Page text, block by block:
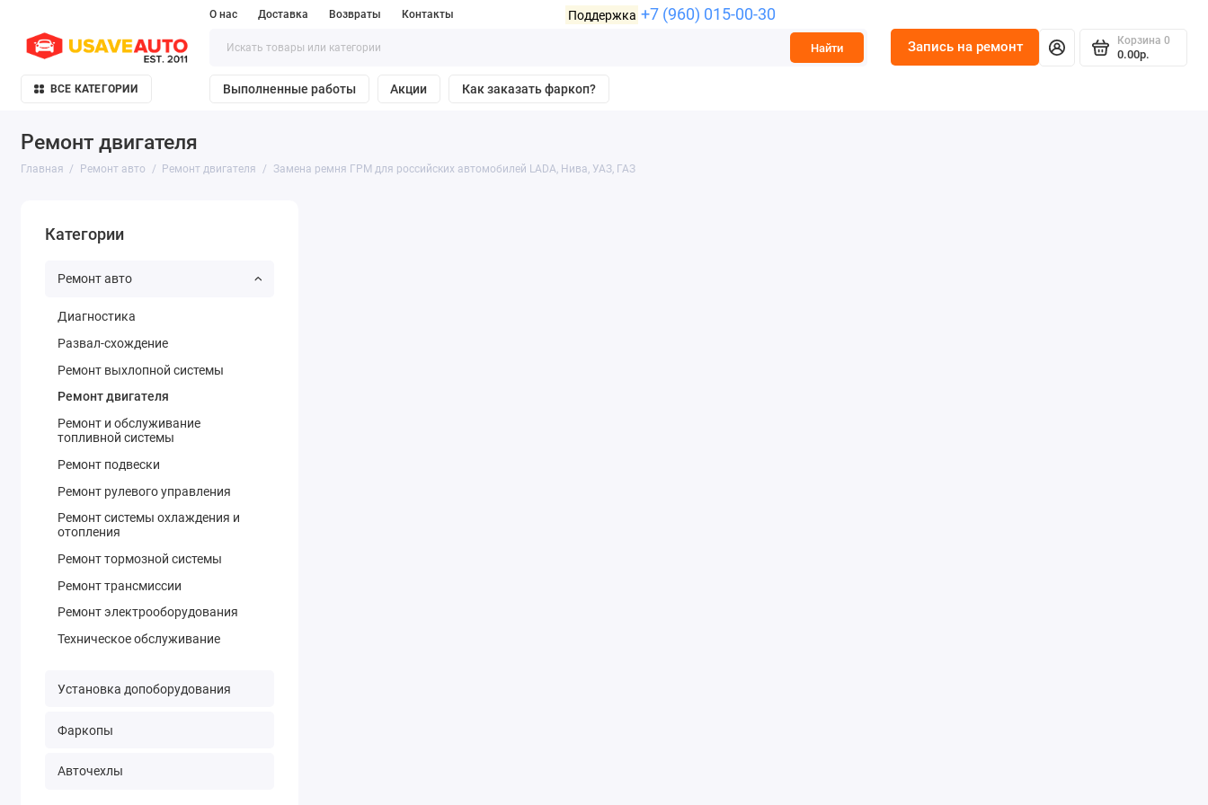
О нас Доставка Возвраты Контакты Поддержка +7 (960) 015-00-30
Найти Запись на ремонт Корзина 0
0.00р.
ВСЕ КАТЕГОРИИ Выполненные работы Акции Как заказать фаркоп?
Ремонт двигателя
Главная Ремонт авто Ремонт двигателя Замена ремня ГРМ для российских автомобилей LADA, Нива, УАЗ, ГАЗ
Категории
Ремонт авто
Диагностика
Развал-схождение
Ремонт выхлопной системы
Ремонт двигателя
Ремонт и обслуживание
топливной системы
Ремонт подвески
Ремонт рулевого управления
Ремонт системы охлаждения и
отопления
Ремонт тормозной системы
Ремонт трансмиссии
Ремонт электрооборудования
Техническое обслуживание
Установка допоборудования
Фаркопы
Авточехлы